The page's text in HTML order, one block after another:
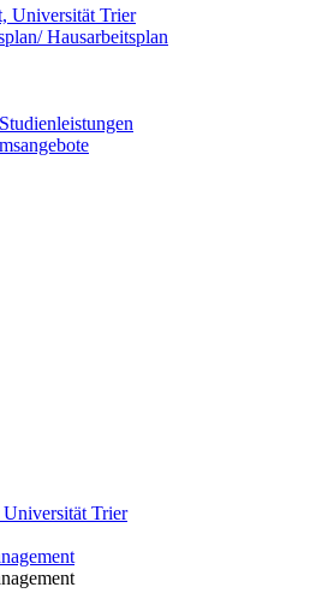
Universität Trier
Hausarbeitsplan
Trier